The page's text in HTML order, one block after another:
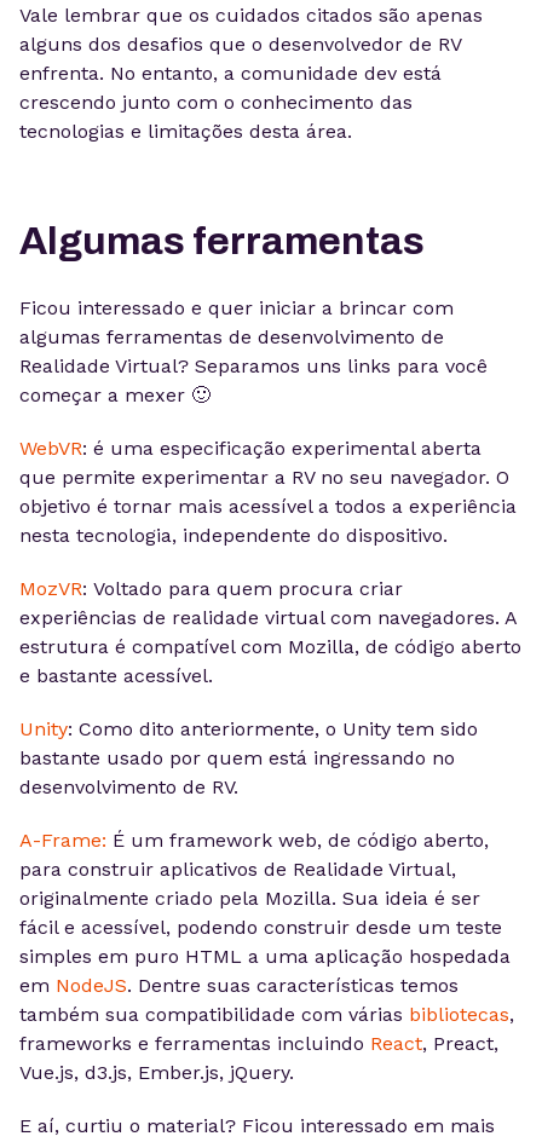
Vale lembrar que os cuidados citados são apenas
alguns dos desafios que o desenvolvedor de RV
enfrenta. No entanto, a comunidade dev está
crescendo junto com o conhecimento das
tecnologias e limitações desta área.
Algumas ferramentas
Ficou interessado e quer iniciar a brincar com
algumas ferramentas de desenvolvimento de
Realidade Virtual? Separamos uns links para você
começar a mexer 🙂
WebVR: é uma especificação experimental aberta
que permite experimentar a RV no seu navegador. O
objetivo é tornar mais acessível a todos a experiência
nesta tecnologia, independente do dispositivo.
MozVR: Voltado para quem procura criar
experiências de realidade virtual com navegadores. A
estrutura é compatível com Mozilla, de código aberto
e bastante acessível.
Unity: Como dito anteriormente, o Unity tem sido
bastante usado por quem está ingressando no
desenvolvimento de RV.
A-Frame: É um framework web, de código aberto,
para construir aplicativos de Realidade Virtual,
originalmente criado pela Mozilla. Sua ideia é ser
fácil e acessível, podendo construir desde um teste
simples em puro HTML a uma aplicação hospedada
em NodeJS. Dentre suas características temos
também sua compatibilidade com várias bibliotecas,
frameworks e ferramentas incluindo React, Preact,
Vue.js, d3.js, Ember.js, jQuery.
E aí, curtiu o material? Ficou interessado em mais